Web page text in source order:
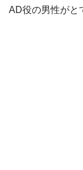
AD役の男性がと